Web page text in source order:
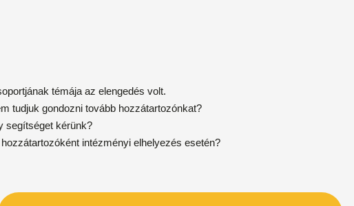
témája az elengedés volt.
tudjuk gondozni tovább hozzátartozónkat?
segítséget kérünk?
intézményi elhelyezés esetén?